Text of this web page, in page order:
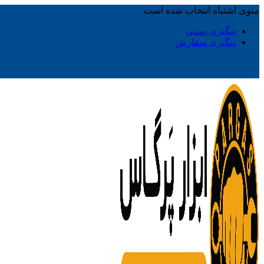
منوی اشتباه انتخاب شده است
پیگیری پستی
پیگیری سفارش